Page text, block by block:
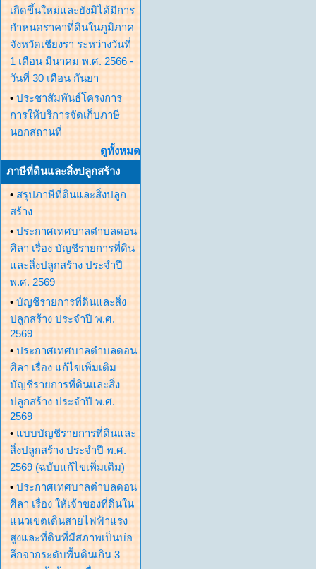
เกิดขึ้นใหม่และยังมิได้มีการ
กำหนดราคาที่ดินในภูมิภาค
จังหวัดเชียงรา ระหว่างวันที่
1 เดือน มีนาคม พ.ศ. 2566 -
วันที่ 30 เดือน กันยา
• ประชาสัมพันธ์โครงการ
การให้บริการจัดเก็บภาษี
นอกสถานที่
ดูทั้งหมด
ภาษีที่ดินและสิ่งปลูกสร้าง
• สรุปภาษีที่ดินและสิ่งปลูก
สร้าง
• ประกาศเทศบาลตำบลดอน
ศิลา เรื่อง บัญชีรายการที่ดิน
และสิ่งปลูกสร้าง ประจำปี
พ.ศ. 2569
• บัญชีรายการที่ดินและสิ่ง
ปลูกสร้าง ประจำปี พ.ศ.
2569
• ประกาศเทศบาลตำบลดอน
ศิลา เรื่อง แก้ไขเพิ่มเติม
บัญชีรายการที่ดินและสิ่ง
ปลูกสร้าง ประจำปี พ.ศ.
2569
• แบบบัญชีรายการที่ดินและ
สิ่งปลูกสร้าง ประจำปี พ.ศ.
2569 (ฉบับแก้ไขเพิ่มเติม)
• ประกาศเทศบาลตำบลดอน
ศิลา เรื่อง ให้เจ้าของที่ดินใน
แนวเขตเดินสายไฟฟ้าแรง
สูงและที่ดินที่มีสภาพเป็นบ่อ
ลึกจากระดับพื้นดินเกิน 3